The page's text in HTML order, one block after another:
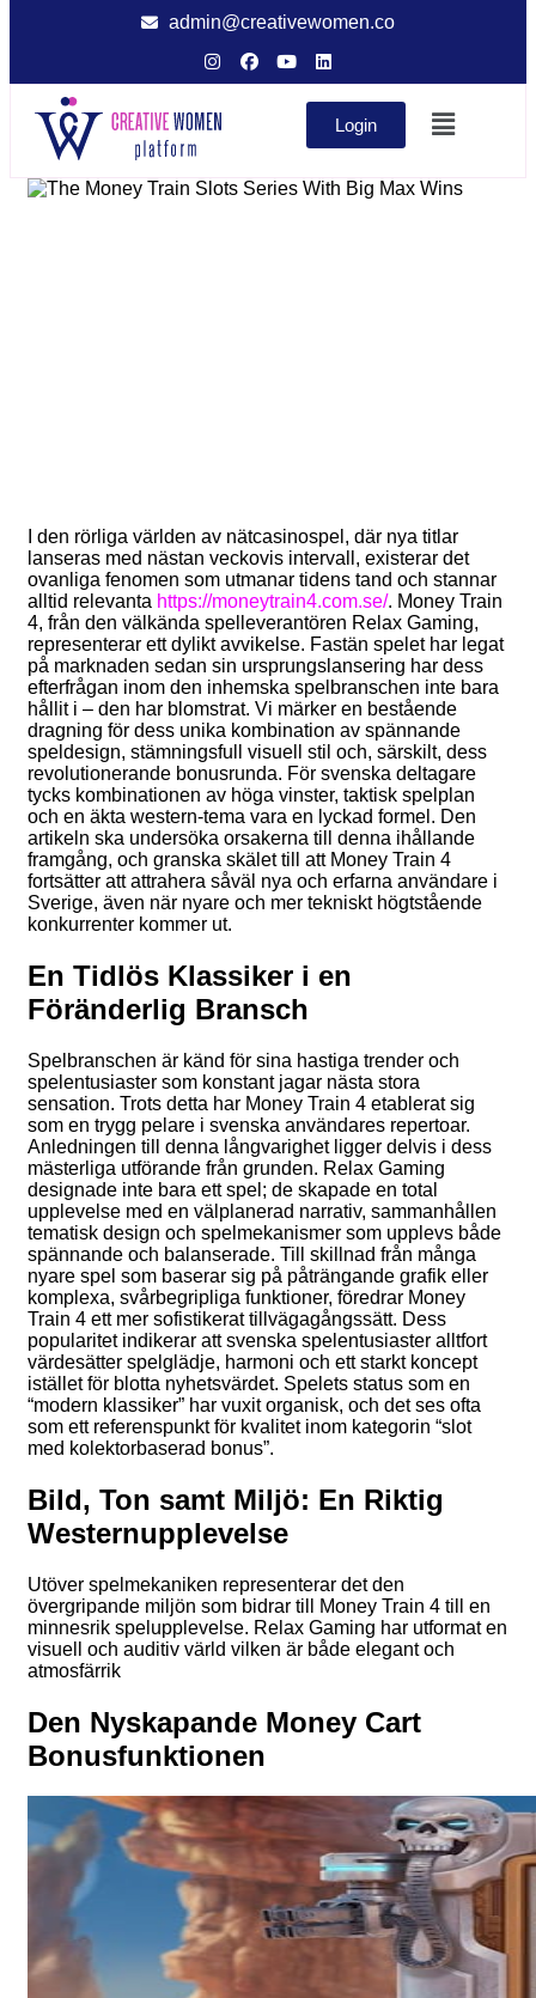
admin@creativewomen.co
Login
I den rörliga världen av nätcasinospel, där nya titlar
lanseras med nästan veckovis intervall, existerar det
ovanliga fenomen som utmanar tidens tand och stannar
alltid relevanta https://moneytrain4.com.se/. Money Train
4, från den välkända spelleverantören Relax Gaming,
representerar ett dylikt avvikelse. Fastän spelet har legat
på marknaden sedan sin ursprungslansering har dess
efterfrågan inom den inhemska spelbranschen inte bara
hållit i – den har blomstrat. Vi märker en bestående
dragning för dess unika kombination av spännande
speldesign, stämningsfull visuell stil och, särskilt, dess
revolutionerande bonusrunda. För svenska deltagare
tycks kombinationen av höga vinster, taktisk spelplan
och en äkta western-tema vara en lyckad formel. Den
artikeln ska undersöka orsakerna till denna ihållande
framgång, och granska skälet till att Money Train 4
fortsätter att attrahera såväl nya och erfarna användare i
Sverige, även när nyare och mer tekniskt högtstående
konkurrenter kommer ut.
En Tidlös Klassiker i en
Föränderlig Bransch
Spelbranschen är känd för sina hastiga trender och
spelentusiaster som konstant jagar nästa stora
sensation. Trots detta har Money Train 4 etablerat sig
som en trygg pelare i svenska användares repertoar.
Anledningen till denna långvarighet ligger delvis i dess
mästerliga utförande från grunden. Relax Gaming
designade inte bara ett spel; de skapade en total
upplevelse med en välplanerad narrativ, sammanhållen
tematisk design och spelmekanismer som upplevs både
spännande och balanserade. Till skillnad från många
nyare spel som baserar sig på påträngande grafik eller
komplexa, svårbegripliga funktioner, föredrar Money
Train 4 ett mer sofistikerat tillvägagångssätt. Dess
popularitet indikerar att svenska spelentusiaster alltfort
värdesätter spelglädje, harmoni och ett starkt koncept
istället för blotta nyhetsvärdet. Spelets status som en
“modern klassiker” har vuxit organisk, och det ses ofta
som ett referenspunkt för kvalitet inom kategorin “slot
med kolektorbaserad bonus”.
Bild, Ton samt Miljö: En Riktig
Westernupplevelse
Utöver spelmekaniken representerar det den
övergripande miljön som bidrar till Money Train 4 till en
minnesrik spelupplevelse. Relax Gaming har utformat en
visuell och auditiv värld vilken är både elegant och
atmosfärrik
Den Nyskapande Money Cart
Bonusfunktionen